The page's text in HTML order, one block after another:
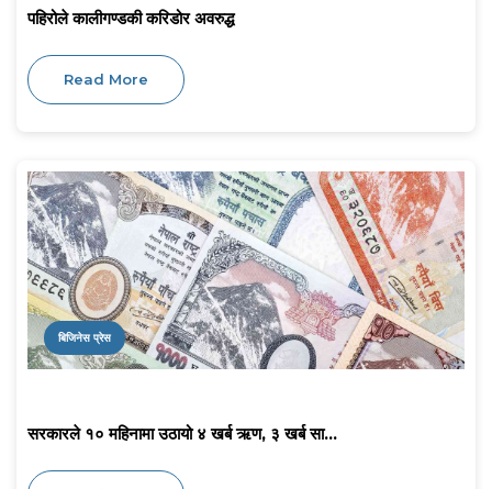
पहिरोले कालीगण्डकी करिडोर अवरुद्ध
Read More
बिजिनेस प्रेस
सरकारले १० महिनामा उठायो ४ खर्ब ऋण, ३ खर्ब सा...